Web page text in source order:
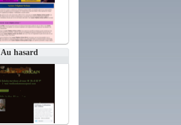
Au hasard